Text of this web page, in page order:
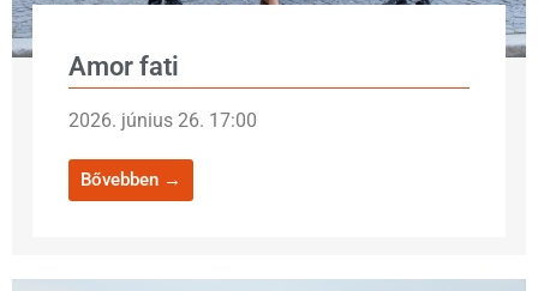
Amor fati
2026. június 26. 17:00
Bővebben →